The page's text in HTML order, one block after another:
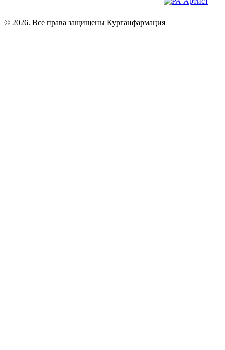
© 2026. Все права защищены Курганфармация